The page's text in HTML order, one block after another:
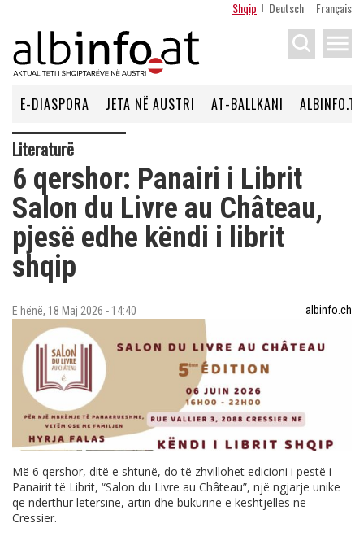
Shqip Deutsch Français
menu
E-DIASPORA JETA NË AUSTRI AT-BALLKANI ALBINFO.TV
Literaturë
6 qershor: Panairi i Librit
Salon du Livre au Château,
pjesë edhe këndi i librit
shqip
E hënë, 18 Maj 2026 - 14:40 albinfo.ch
Më 6 qershor, ditë e shtunë, do të zhvillohet edicioni i pestë i
Panairit të Librit, “Salon du Livre au Château”, një ngjarje unike
që ndërthur letërsinë, artin dhe bukurinë e kështjellës në
Cressier.